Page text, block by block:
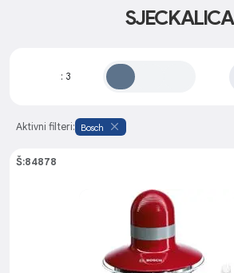
SJECKALICA
: 3
Aktivni filteri: Bosch
Š:84878